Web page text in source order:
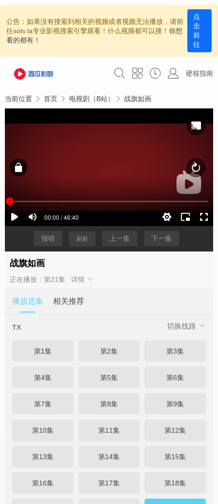
公告：如果没有搜索到相关的视频或者视频无法播放，请前
往sotv.la专业影视搜索引擎观看！什么视频都可以搜！ 你想
看的都有！
点
击
前
往
硬核指南
当前位置 首页 电视剧（B站） 战旗如画
报错 刷新 上一集 下一集
战旗如画
正在播放：第21集 详情
播放选集 相关推荐
切换线路
TX
第1集 第2集 第3集
第4集 第5集 第6集
第7集 第8集 第9集
第10集 第11集 第12集
第13集 第14集 第15集
第16集 第17集 第18集